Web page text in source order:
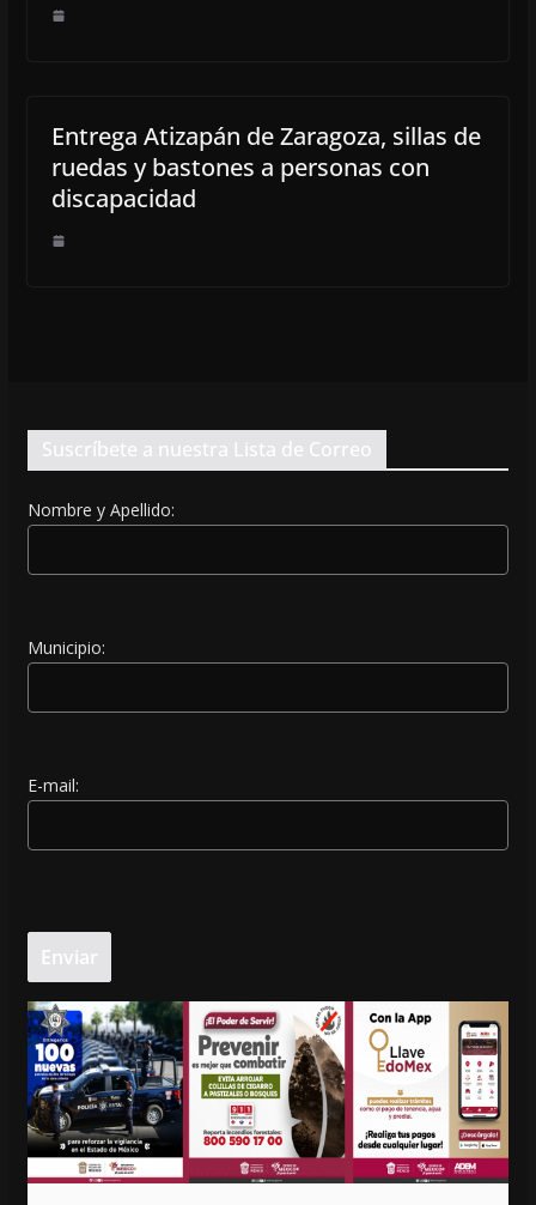
Entrega Atizapán de Zaragoza, sillas de
ruedas y bastones a personas con
discapacidad
Suscríbete a nuestra Lista de Correo
Nombre y Apellido:
Municipio:
E-mail: